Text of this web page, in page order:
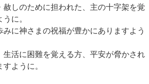
赦しのために担われた、主の十字架を覚
に。
みに神さまの祝福が豊かにありますよう
生活に困難を覚える方、平安が脅かされ
ように。